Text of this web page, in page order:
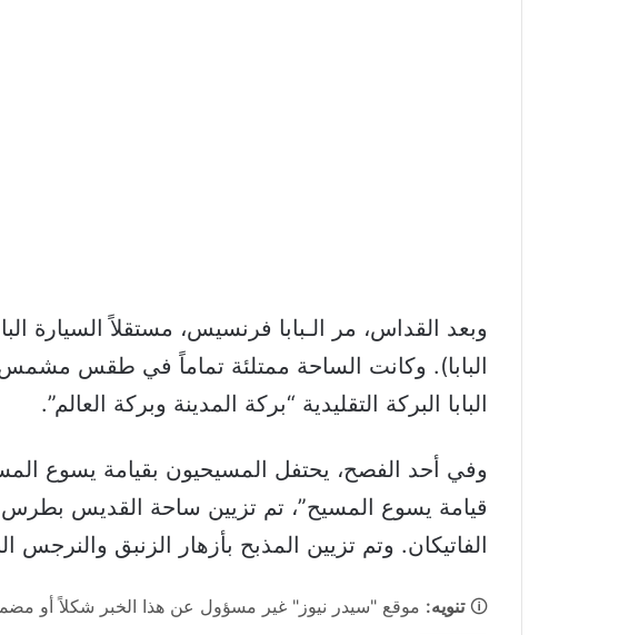
وبعد القداس، مر الـبابا فرنسيس، مستقلاً السيارة
البابا). وكانت الساحة ممتلئة تماماً في طقس مشمس
البابا البركة التقليدية “بركة المدينة وبركة العالم”.
وفي أحد الفصح، يحتفل المسيحيون بقيامة يسوع
الفاتيكان. وتم تزيين المذبح بأزهار الزنبق والنرجس
🛈تنويه: موقع "سيدر نيوز" غير مسؤول عن هذا الخبر شكلاً أو